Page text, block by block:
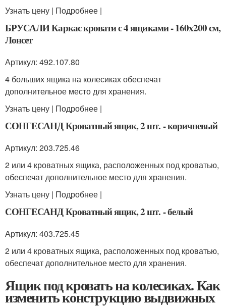
Узнать цену | Подробнее |
БРУСАЛИ Каркас кровати с 4 ящиками - 160x200 см,
Лонсет
Артикул: 492.107.80
4 больших ящика на колесиках обеспечат
дополнительное место для хранения.
Узнать цену | Подробнее |
СОНГЕСАНД Кроватный ящик, 2 шт. - коричневый
Артикул: 203.725.46
2 или 4 кроватных ящика, расположенных под кроватью,
обеспечат дополнительное место для хранения.
Узнать цену | Подробнее |
СОНГЕСАНД Кроватный ящик, 2 шт. - белый
Артикул: 403.725.45
2 или 4 кроватных ящика, расположенных под кроватью,
обеспечат дополнительное место для хранения.
Ящик под кровать на колесиках. Как
изменить конструкцию выдвижных